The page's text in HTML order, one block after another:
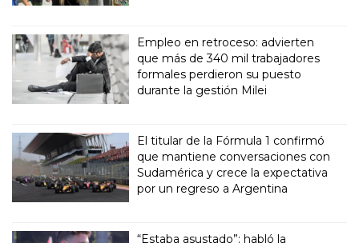
Empleo en retroceso: advierten
que más de 340 mil trabajadores
formales perdieron su puesto
durante la gestión Milei
El titular de la Fórmula 1 confirmó
que mantiene conversaciones con
Sudamérica y crece la expectativa
por un regreso a Argentina
“Estaba asustado”: habló la